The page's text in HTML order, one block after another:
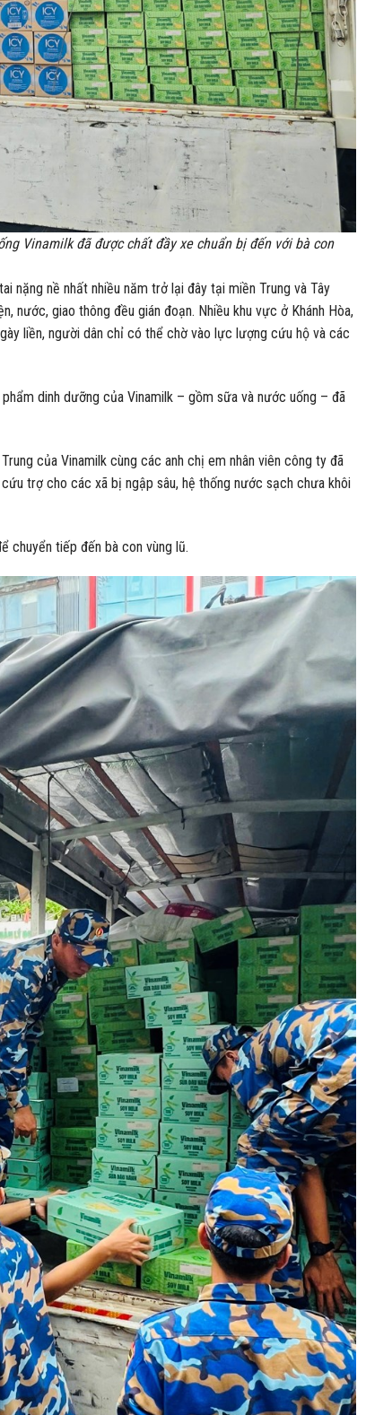
Vinamilk đã được chất đầy xe chuẩn bị đến với bà con
nặng nề nhất nhiều năm trở lại đây tại miền Trung và Tây
nước, giao thông đều gián đoạn. Nhiều khu vực ở Khánh Hòa,
liền, người dân chỉ có thể chờ vào lực lượng cứu hộ và các
dinh dưỡng của Vinamilk – gồm sữa và nước uống – đã
của Vinamilk cùng các anh chị em nhân viên công ty đã
trợ cho các xã bị ngập sâu, hệ thống nước sạch chưa khôi
chuyển tiếp đến bà con vùng lũ.